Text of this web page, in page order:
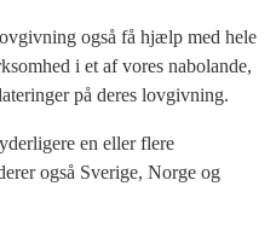
også få hjælp med hele
i et af vores nabolande,
på deres lovgivning.
en eller flere
også Sverige, Norge og